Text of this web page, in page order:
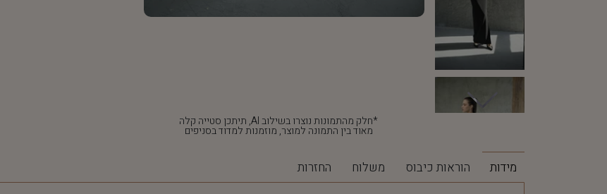
*חלק מהתמונות נוצרו בשילוב AI, תיתכן סטייה קלה
מאוד בין התמונה למוצר, מוזמנות למדוד בסניפים
מידות הוראות כיבוס משלוח החזרות